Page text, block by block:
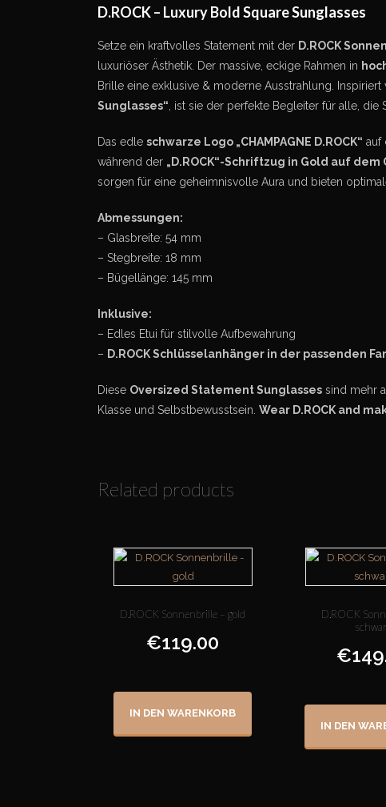
D.ROCK – Luxury Bold Square Sunglasses
Setze ein kraftvolles Statement mit der D.ROCK
luxuriöser Ästhetik. Der massive, eckige Rahmen in
Brille eine exklusive & moderne Ausstrahlung. Inspiriert
Sunglasses“ , ist sie der perfekte Begleiter für alle,
Das edle schwarze Logo „CHAMPAGNE D.ROCK“ auf
während der „D.ROCK“-Schriftzug in Gold auf dem
sorgen für eine geheimnisvolle Aura und bieten
Abmessungen:
– Glasbreite: 54 mm
– Stegbreite: 18 mm
– Bügellänge: 145 mm
Inklusive:
– Edles Etui für stilvolle Aufbewahrung
– D.ROCK Schlüsselanhänger in der passenden
Diese Oversized Statement Sunglasses sind mehr
Klasse und Selbstbewusstsein. Wear D.ROCK and
Related products
D.ROCK Sonnenbrille – gold
€119.00
IN DEN WARENKORB
D.ROCK
€
IN DEN